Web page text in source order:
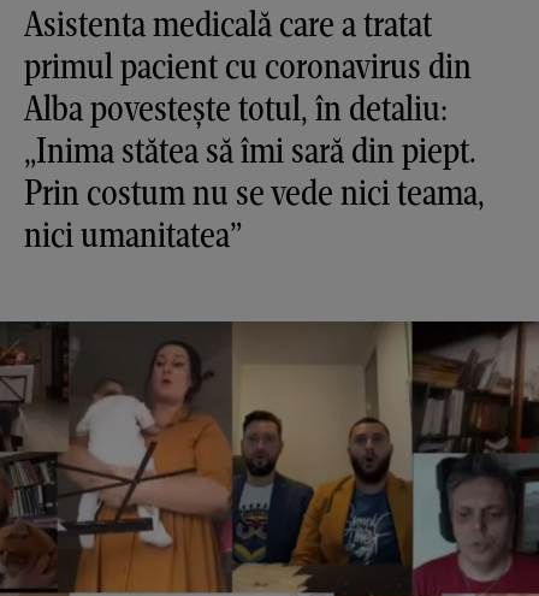
Asistenta medicală care a tratat
primul pacient cu coronavirus din
Alba povestește totul, în detaliu:
„Inima stătea să îmi sară din piept.
Prin costum nu se vede nici teama,
nici umanitatea”